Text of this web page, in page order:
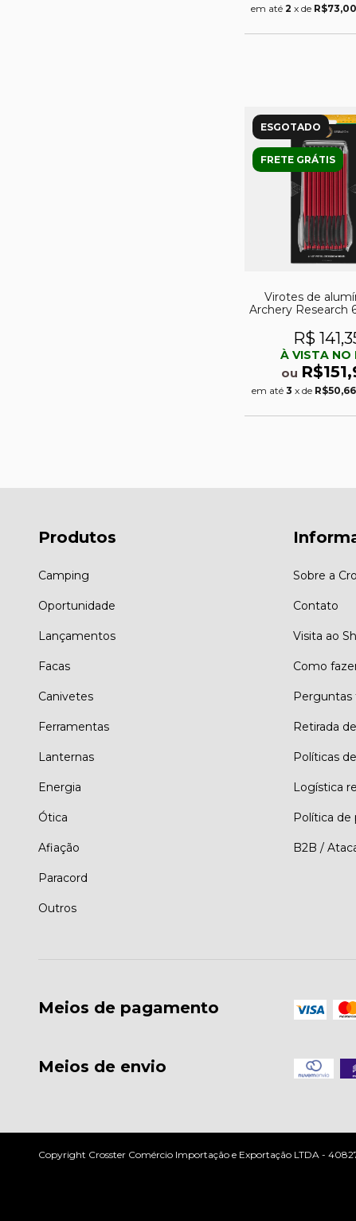
em até2 x de R$73,00
ESGOTADO
FRETE GRÁTIS
Virotes de
Archery Research
R$
À VISTA NO
ou
em até3 x de R$50,66
Produtos
Camping
Oportunidade
Lançamentos
Facas
Canivetes
Ferramentas
Lanternas
Energia
Ótica
Afiação
Paracord
Outros
Sobre a
Contato
Visita ao
Como
Retirada
Políticas
Logística
Política de
B2B /
Meios de pagamento
Meios de envio
Copyright Crosster Comércio Importação e Exportação LTDA -